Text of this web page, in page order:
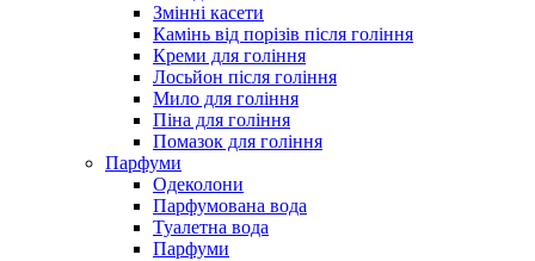
Змінні касети
Камінь від порізів після гоління
Креми для гоління
Лосьйон після гоління
Мило для гоління
Піна для гоління
Помазок для гоління
Парфуми
Одеколони
Парфумована вода
Туалетна вода
Парфуми